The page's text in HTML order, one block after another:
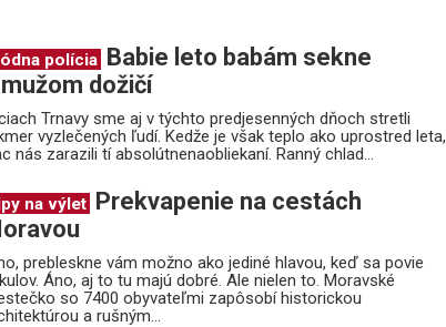
polícia Babie leto babám sekne
dožičí
Trnavy sme aj v týchto predjesenných dňoch stretli
vyzlečených ľudí. Kedže je však teplo ako uprostred leta,
nás zarazili tí absolútnenaobliekaní. Ranný chlad...
na výlet Prekvapenie na cestách
prebleskne vám možno ako jediné hlavou, keď sa povie
Áno, aj to tu majú dobré. Ale nielen to. Moravské
so 7400 obyvateľmi zapôsobí historickou
a rušným...